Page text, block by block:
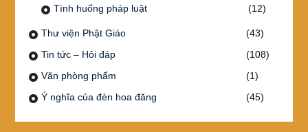
Tình huống pháp luật
(12)
Thư viện Phật Giáo
(43)
Tin tức – Hỏi đáp
(108)
Văn phòng phẩm
(1)
Ý nghĩa của đèn hoa đăng
(45)